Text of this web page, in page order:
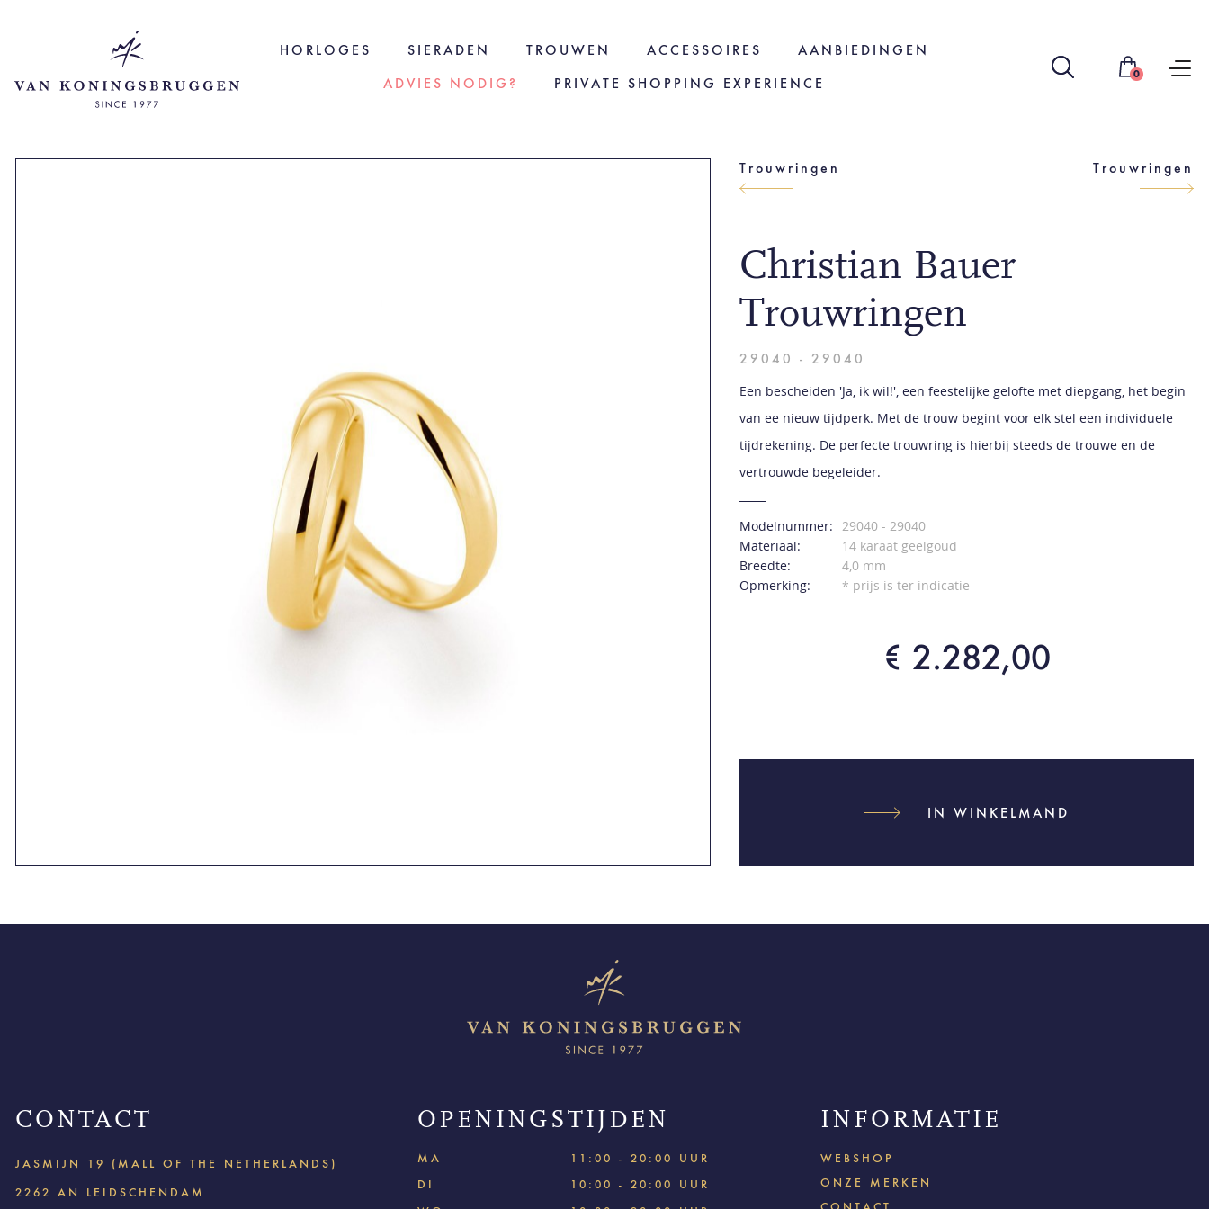
HORLOGES SIERADEN TROUWEN ACCESSOIRES
AANBIEDINGEN
ADVIES NODIG?
PRIVATE SHOPPING EXPERIENCE
0
Trouwringen Trouwringen
Christian Bauer
Trouwringen
29040 - 29040
Een bescheiden 'Ja, ik wil!', een feestelijke gelofte met diepgang, het begin
van ee nieuw tijdperk. Met de trouw begint voor elk stel een individuele
tijdrekening. De perfecte trouwring is hierbij steeds de trouwe en de
vertrouwde begeleider.
Modelnummer:
29040 - 29040
Materiaal:
14 karaat geelgoud
Breedte:
4,0 mm
Opmerking:
* prijs is ter indicatie
€ 2.282,00
IN WINKELMAND
CONTACT
JASMIJN 19 (MALL OF THE NETHERLANDS)
2262 AN LEIDSCHENDAM
OPENINGSTIJDEN
MA
11:00 - 20:00 UUR
DI
10:00 - 20:00 UUR
INFORMATIE
WEBSHOP
ONZE MERKEN